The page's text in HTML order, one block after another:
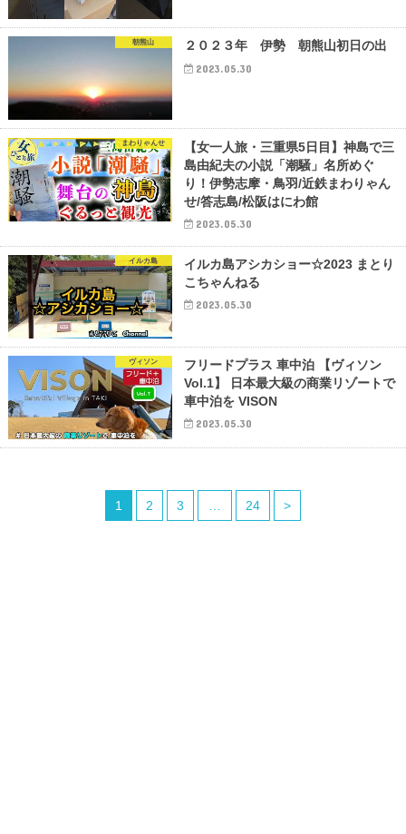
朝熊山 ２０２３年 伊勢 朝熊山初日の出
2023.05.30
まわりゃんせ
【女一人旅・三重県5日目】神島で三
島由紀夫の小説「潮騒」名所めぐ
り！伊勢志摩・鳥羽/近鉄まわりゃん
せ/答志島/松阪はにわ館
2023.05.30
イルカ島
イルカ島アシカショー☆2023 まとり
こちゃんねる
2023.05.30
ヴィソン
フリードプラス 車中泊 【ヴィソン
Vol.1】 日本最大級の商業リゾートで
車中泊を VISON
2023.05.30
1 2 3 24 >